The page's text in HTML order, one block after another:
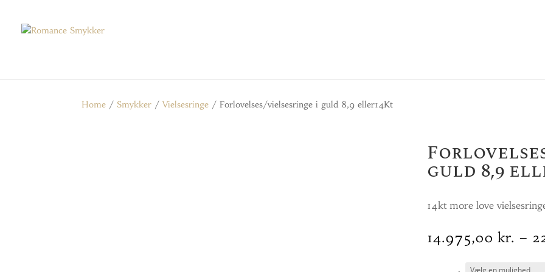
Home /Smykker /Vielsesringe / Forlovelses/vielsesringe i guld 8,9 eller14Kt
guld 8,9
14kt more love
14.975,00 kr. –